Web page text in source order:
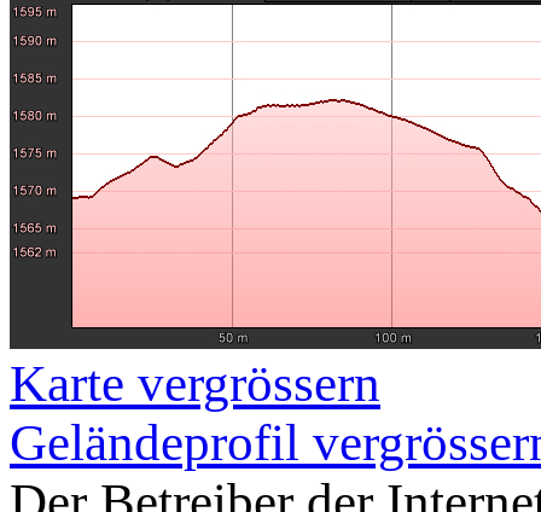
Karte vergrössern
Geländeprofil